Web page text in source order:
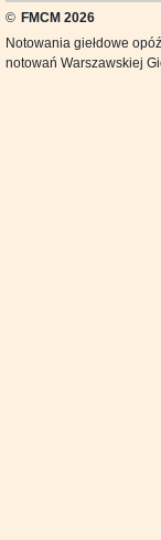
© FMCM 2026
Notowania giełdowe
notowań Warszawskiej